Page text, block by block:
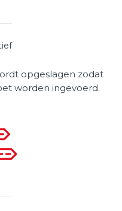
opgeslagen zodat
worden ingevoerd.